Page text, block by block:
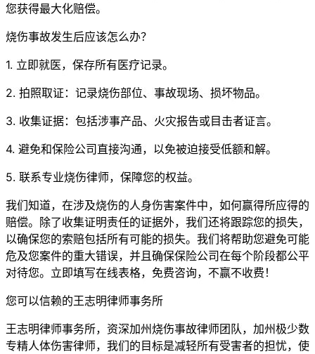
您获得最大化赔偿。
烧伤事故发生后应该怎么办？
1. 立即就医，保存所有医疗记录。
2. 拍照取证：记录烧伤部位、事故现场、损坏物品。
3. 收集证据：包括涉事产品、火灾报告或目击者证言。
4. 避免和保险公司直接沟通，以免被迫接受低额和解。
5. 联系专业烧伤律师，保障您的权益。
我们知道，在涉及烧伤的人身伤害案件中，如何赢得所应得的
赔偿。除了收集证明责任的证据外，我们还将跟踪您的损失，
以确保您的索赔包括所有可能的损失。我们将帮助您避免可能
危及您案件的重大错误，并且确保保险公司在每个阶段都公平
对待您。立即填写在线表格，免费咨询，不赢不收费！
您可以信赖的王志明律师事务所
王志明律师事务所，资深加州烧伤事故律师团队，加州极少数
专精人体伤害律师，我们的目标是减轻所有受害者的担忧，使